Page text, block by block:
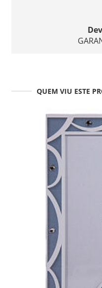
QUEM VIU ESTE